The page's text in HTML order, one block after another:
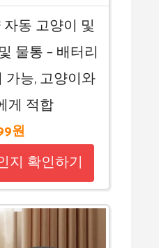
동 고양이 및
물통 – 배터리
가능, 고양이와
게 적합
원
지 확인하기